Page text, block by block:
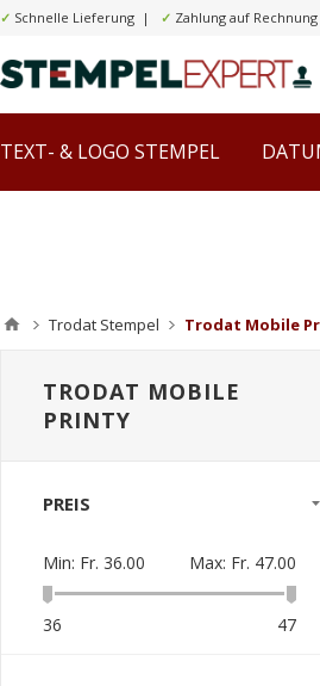
✓ Schnelle Lieferung | ✓ Zahlung auf
TEXT- & LOGO STEMPEL
Trodat Stempel Trodat Mobile
TRODAT MOBILE
PRINTY
PREIS
Min: Fr. 36.00 Max: Fr. 47.00
36 47